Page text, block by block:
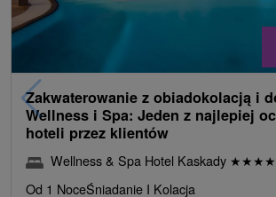
Zakwaterowanie z obiadokolacją i
Wellness i Spa: Jeden z najlepiej
hoteli przez klientów
Wellness & Spa Hotel Kaskady ★★★★
Od 1 NoceŚniadanie I Kolacja